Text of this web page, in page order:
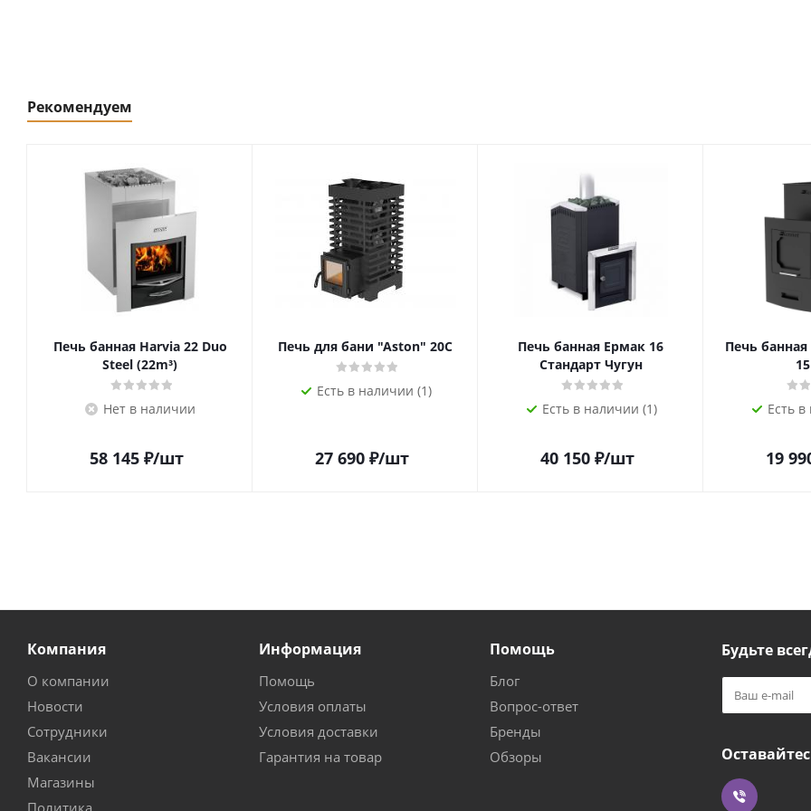
Рекомендуем
Печь банная Harvia 22 Duo
Steel (22m³)
Нет в наличии
58 145 ₽/шт
Печь для бани "Aston" 20С
Есть в наличии (1)
27 690 ₽/шт
Печь банная Ермак 16
Стандарт Чугун
Есть в наличии (1)
40 150 ₽/шт
Печь
Есть
19
Компания
О компании
Новости
Сотрудники
Вакансии
Магазины
Политика
Информация
Помощь
Условия оплаты
Условия доставки
Гарантия на товар
Помощь
Блог
Вопрос-ответ
Бренды
Обзоры
Будьте